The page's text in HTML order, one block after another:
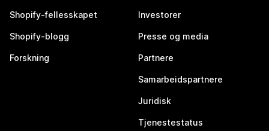
Shopify-fellesskapet
Shopify-blogg
Forskning
Investorer
Presse og media
Partnere
Samarbeidspartnere
Juridisk
Tjenestestatus